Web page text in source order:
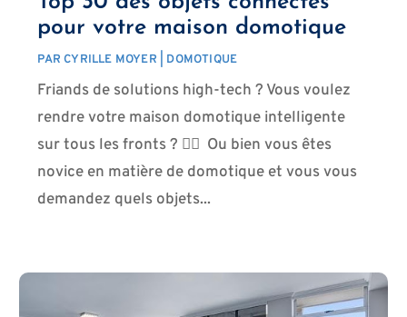
pour votre maison domotique
PARCYRILLE MOYER DOMOTIQUE
Friands de solutions high-tech ? Vous voulez
rendre votre maison domotique intelligente
sur tous les fronts ? 🐱‍🏍 Ou bien vous êtes
novice en matière de domotique et vous vous
demandez quels objets...